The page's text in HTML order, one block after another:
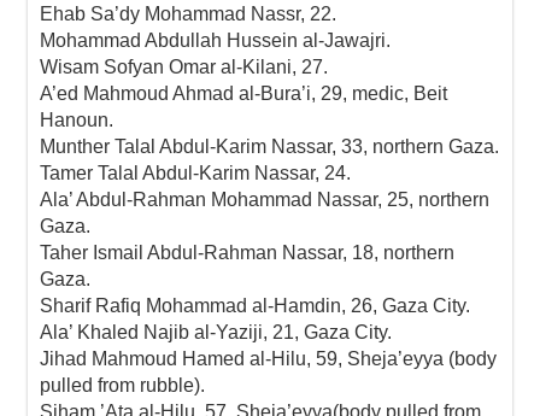
Ehab Sa’dy Mohammad Nassr, 22.
Mohammad Abdullah Hussein al-Jawajri.
Wisam Sofyan Omar al-Kilani, 27.
A’ed Mahmoud Ahmad al-Bura’i, 29, medic, Beit
Hanoun.
Munther Talal Abdul-Karim Nassar, 33, northern Gaza.
Tamer Talal Abdul-Karim Nassar, 24.
Ala’ Abdul-Rahman Mohammad Nassar, 25, northern
Gaza.
Taher Ismail Abdul-Rahman Nassar, 18, northern
Gaza.
Sharif Rafiq Mohammad al-Hamdin, 26, Gaza City.
Ala’ Khaled Najib al-Yaziji, 21, Gaza City.
Jihad Mahmoud Hamed al-Hilu, 59, Sheja’eyya (body
pulled from rubble).